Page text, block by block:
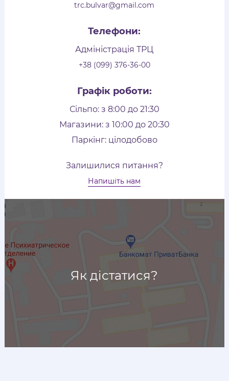
trc.bulvar@gmail.com
Телефони:
Адміністрація ТРЦ
+38 (099) 376-36-00
Графік роботи:
Сільпо: з 8:00 до 21:30
Магазини: з 10:00 до 20:30
Паркінг: цілодобово
Залишилися питання?
Напишіть нам
Як дістатися?